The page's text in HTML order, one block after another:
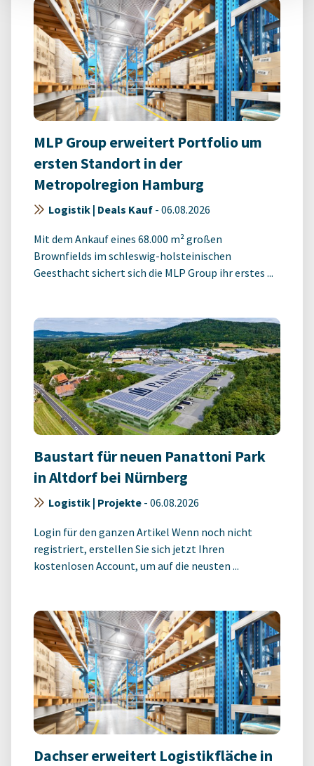
MLP Group erweitert Portfolio um
ersten Standort in der
Metropolregion Hamburg
Logistik | Deals Kauf - 06.08.2026
Mit dem Ankauf eines 68.000 m² großen
Brownfields im schleswig-holsteinischen
Geesthacht sichert sich die MLP Group ihr erstes ...
Baustart für neuen Panattoni Park
in Altdorf bei Nürnberg
Logistik | Projekte - 06.08.2026
Login für den ganzen Artikel Wenn noch nicht
registriert, erstellen Sie sich jetzt Ihren
kostenlosen Account, um auf die neusten ...
Dachser erweitert Logistikfläche in